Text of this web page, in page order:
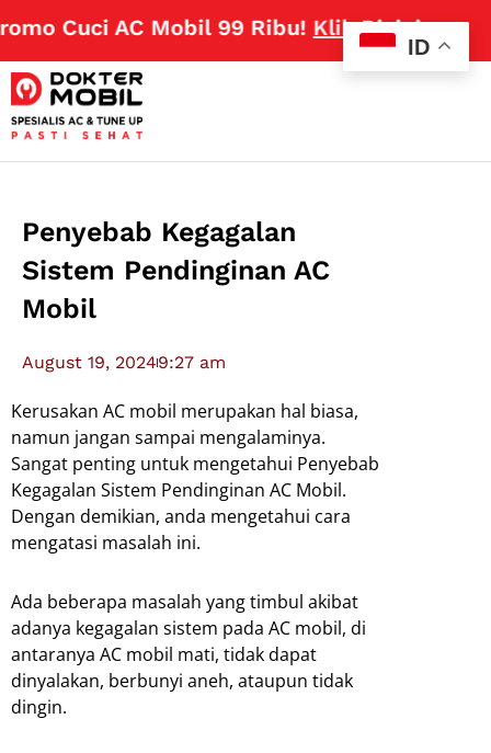
Cuci AC Mobil 99 Ribu!Klik Disini
Penyebab Kegagalan
Sistem Pendinginan AC
Mobil
August 19, 20249:27 am
Kerusakan AC mobil merupakan hal biasa,
namun jangan sampai mengalaminya.
Sangat penting untuk mengetahui Penyebab
Kegagalan Sistem Pendinginan AC Mobil.
Dengan demikian, anda mengetahui cara
mengatasi masalah ini.
Ada beberapa masalah yang timbul akibat
adanya kegagalan sistem pada AC mobil, di
antaranya AC mobil mati, tidak dapat
dinyalakan, berbunyi aneh, ataupun tidak
dingin.
ID